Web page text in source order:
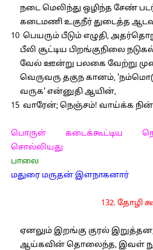
நடை மெலிந்து ஒழிந்த சேண்
கடைமணி உகுநீர் துடைத்த
10 பெயரும் பீடும் எழுதி,
பீலி சூட்டிய பிறங்குநிலை
வேல் ஊன்று பலகை வேற்று
வெருவரு தகுந கானம்,
வருக' என்னுதி ஆயின்,
15 வாரேன்; நெஞ்சம்! வாய்க்க
பொருள் கடைக்கூட்டிய
சொல்லியது
பாலை
மதுரை மருதன் இளநாகனார்
132. தோழி
ஏனலும் இறங்கு குரல்
ஆய்கவின் தொலைந்த, இவள்